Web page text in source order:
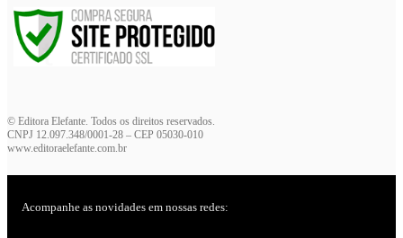
© Editora Elefante. Todos os direitos reservados.
CNPJ 12.097.348/0001-28 – CEP 05030-010
www.editoraelefante.com.br
Acompanhe as novidades em nossas redes: